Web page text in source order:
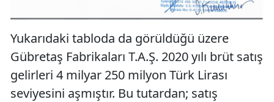
Yukarıdaki tabloda da görüldüğü üzere
Gübretaş Fabrikaları T.A.Ş. 2020 yılı brüt satış
gelirleri 4 milyar 250 milyon Türk Lirası
seviyesini aşmıştır. Bu tutardan; satış